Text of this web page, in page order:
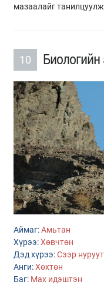
мазаалайг
10 Биологийн
Аймаг:Амьтан
Хүрээ:Хөвчтөн
Дэд хүрээ:Сээр
Анги:Хөхтөн
Баг: Мах идэштэн